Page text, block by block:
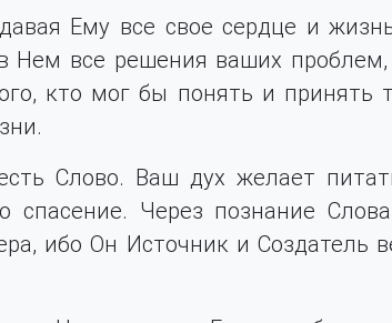
Ему все свое сердце и
Нем все решения ваших
кто мог бы понять и принять
Слово. Ваш дух желает
спасение. Через познание
ибо Он Источник и Создатель